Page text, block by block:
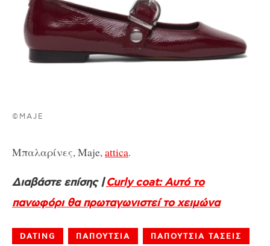
©MAJE
Μπαλαρίνες, Maje, attica.
Διαβάστε επίσης |Curly coat: Αυτό το
πανωφόρι θα πρωταγωνιστεί το χειμώνα
DATING ΠΑΠΟΥΤΣΙΑ ΠΑΠΟΥΤΣΙΑ ΤΑΣΕΙΣ